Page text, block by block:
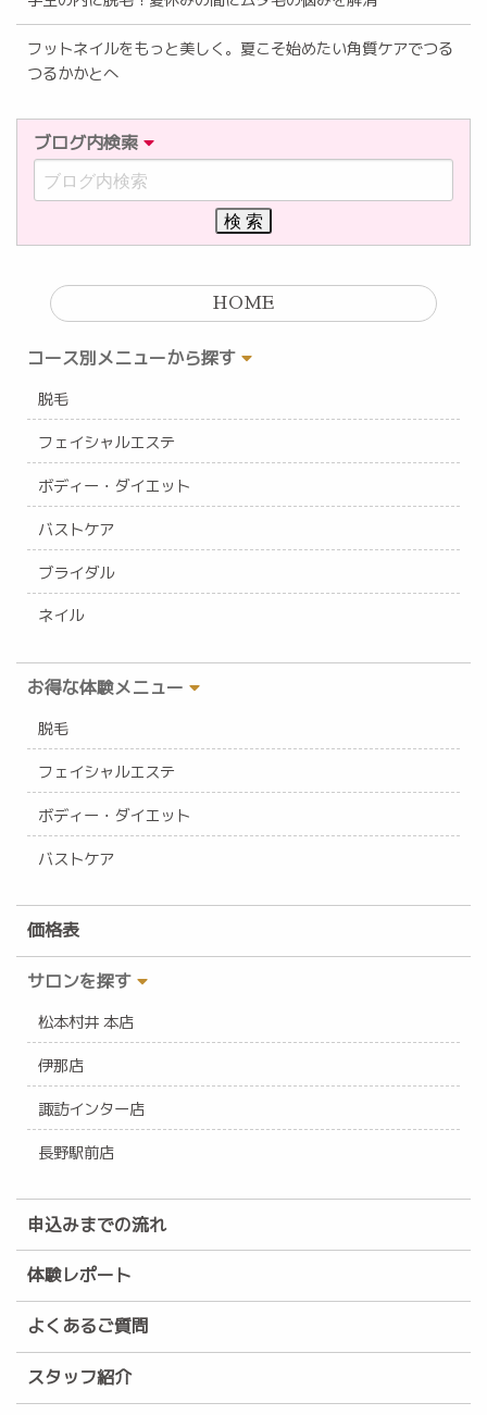
フットネイルをもっと美しく。夏こそ始めたい角質ケアでつる
つるかかとへ
ブログ内検索
HOME
コース別メニューから探す
脱毛
フェイシャルエステ
ボディー・ダイエット
バストケア
ブライダル
ネイル
お得な体験メニュー
脱毛
フェイシャルエステ
ボディー・ダイエット
バストケア
価格表
サロンを探す
松本村井 本店
伊那店
諏訪インター店
長野駅前店
申込みまでの流れ
体験レポート
よくあるご質問
スタッフ紹介